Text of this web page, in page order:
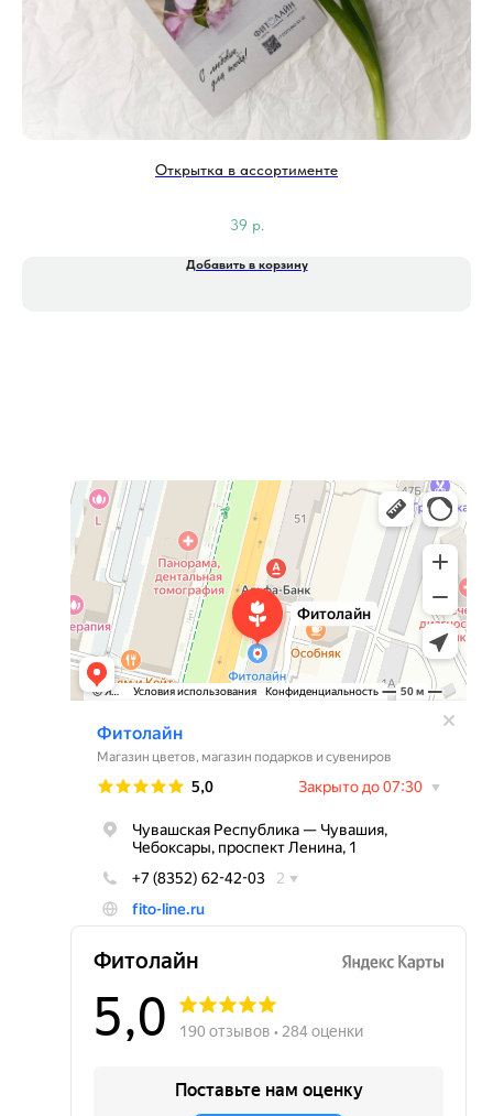
Открытка в ассортименте
39 р.
Добавить в корзину
Фитолайн
Магазин цветов в Чебоксарах
Магазин подарков и сувениров в Чебоксарах